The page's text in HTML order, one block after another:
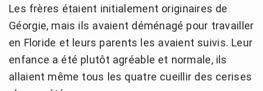
Les frères étaient initialement originaires de
Géorgie, mais ils avaient déménagé pour travailler
en Floride et leurs parents les avaient suivis. Leur
enfance a été plutôt agréable et normale, ils
allaient même tous les quatre cueillir des cerises